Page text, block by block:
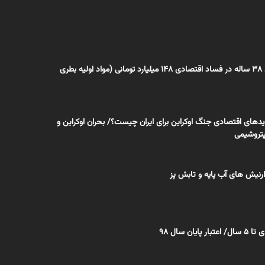
رد پای یک جوان 38 ساله در فساد اقتصادی ۱۴۸ میلیارد تومانی (مواد اولیه بطری
اقتصادی جنگ اوکراین برای ایران چیست؟/ بحران اوکراین و
های آب پایه و تابش پز
98